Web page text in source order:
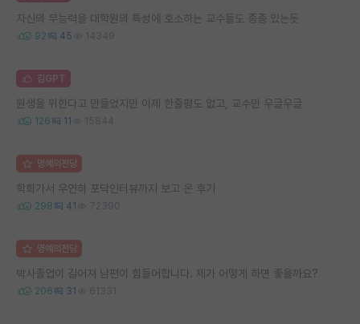
자신의 무능력을 대학원의 특성에 호소하는 교수들도 종종 있는듯
92 45 14349
김GPT
원생을 위한다고 만들었지만 이제 한줄평도 없고, 교수만 우글우글
126 11 15844
명예의전당
학회가서 우연히 포닥인터뷰까지 보고 온 후기
298 41 72390
명예의전당
박사졸업이 길어져 남편이 힘들어합니다. 제가 어떻게 하면 좋을까요?
206 31 61331